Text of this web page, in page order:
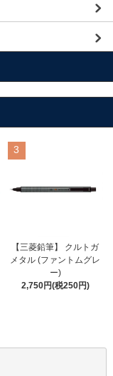
3
【三菱鉛筆】 クルトガ
メタル (ファントムグレ
ー)
2,750円(税250円)